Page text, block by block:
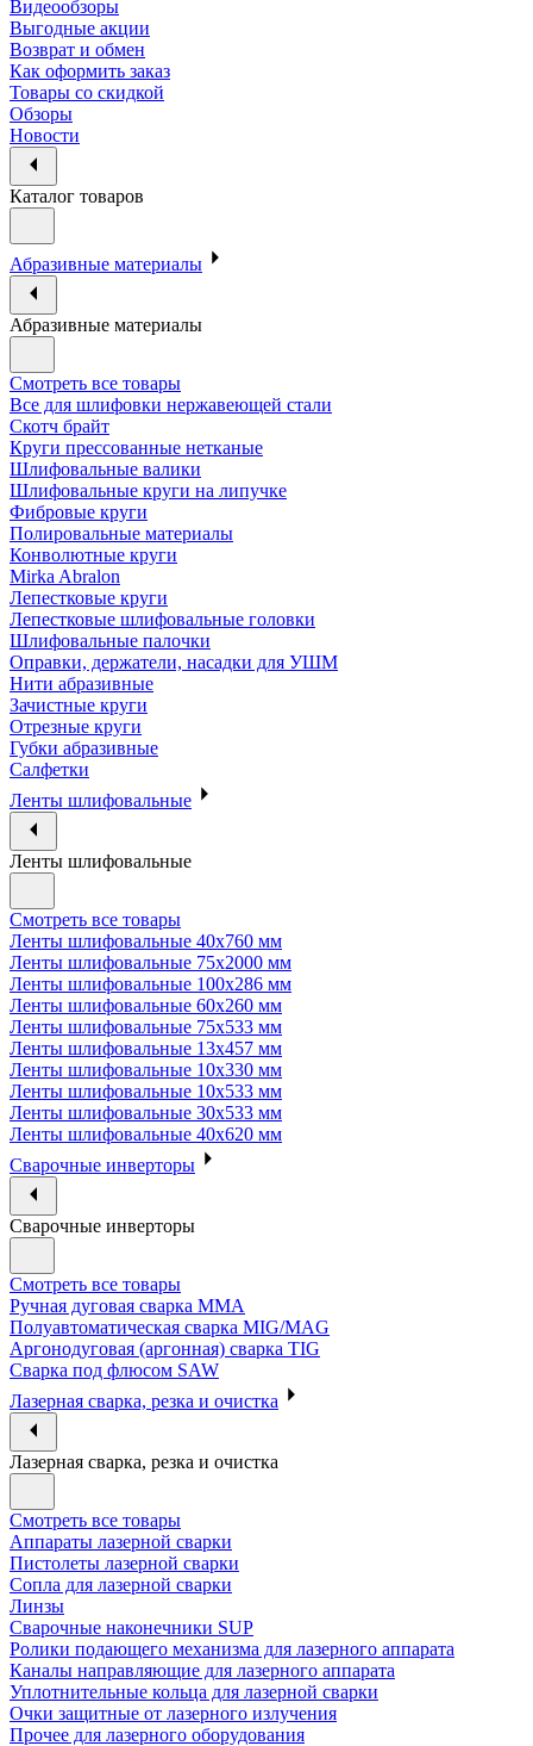
Видеообзоры
Выгодные акции
Возврат и обмен
Как оформить заказ
Товары со скидкой
Обзоры
Новости
Каталог товаров
Абразивные материалы
Абразивные материалы
Смотреть все товары
Все для шлифовки нержавеющей стали
Скотч брайт
Круги прессованные нетканые
Шлифовальные валики
Шлифовальные круги на липучке
Фибровые круги
Полировальные материалы
Конволютные круги
Mirka Abralon
Лепестковые круги
Лепестковые шлифовальные головки
Шлифовальные палочки
Оправки, держатели, насадки для УШМ
Нити абразивные
Зачистные круги
Отрезные круги
Губки абразивные
Салфетки
Ленты шлифовальные
Ленты шлифовальные
Смотреть все товары
Ленты шлифовальные 40х760 мм
Ленты шлифовальные 75х2000 мм
Ленты шлифовальные 100х286 мм
Ленты шлифовальные 60х260 мм
Ленты шлифовальные 75х533 мм
Ленты шлифовальные 13х457 мм
Ленты шлифовальные 10х330 мм
Ленты шлифовальные 10х533 мм
Ленты шлифовальные 30х533 мм
Ленты шлифовальные 40х620 мм
Сварочные инверторы
Сварочные инверторы
Смотреть все товары
Ручная дуговая сварка MMA
Полуавтоматическая сварка MIG/MAG
Аргонодуговая (аргонная) сварка TIG
Сварка под флюсом SAW
Лазерная сварка, резка и очистка
Лазерная сварка, резка и очистка
Смотреть все товары
Аппараты лазерной сварки
Пистолеты лазерной сварки
Сопла для лазерной сварки
Линзы
Сварочные наконечники SUP
Ролики подающего механизма для лазерного аппарата
Каналы направляющие для лазерного аппарата
Уплотнительные кольца для лазерной сварки
Очки защитные от лазерного излучения
Прочее для лазерного оборудования